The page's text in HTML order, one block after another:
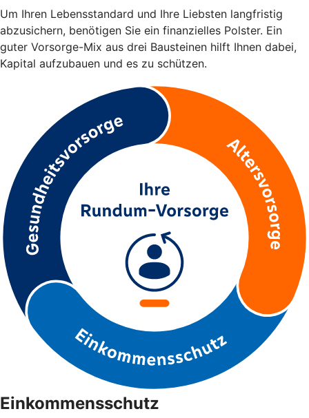
Um Ihren Lebensstandard und Ihre Liebsten langfristig
abzusichern, benötigen Sie ein finanzielles Polster. Ein
guter Vorsorge-Mix aus drei Bausteinen hilft Ihnen dabei,
Kapital aufzubauen und es zu schützen.
Einkommensschutz